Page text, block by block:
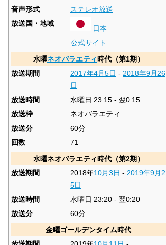
音声形式
ステレオ放送
放送国・地域
日本
公式サイト
水曜ネオバラエティ時代（第1期）
放送期間
2017年4月5日 - 2018年9月26
日
放送時間
水曜日 23:15 - 翌0:15
放送枠
ネオバラエティ
放送分
60分
回数
71
水曜ネオバラエティ時代（第2期）
放送期間
2018年10月3日 - 2019年9月2
5日
放送時間
水曜日 23:20 - 翌0:20
放送分
60分
金曜ゴールデンタイム時代